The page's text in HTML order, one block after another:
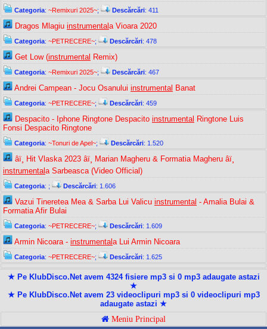
Categoria: ~Remixuri 2025~; Descărcări: 411
Dragos Mlagiu instrumental a Vioara 2020
Categoria: ~PETRECERE~; Descărcări: 478
Get Low (instrumental Remix)
Categoria: ~Remixuri 2025~; Descărcări: 467
Andrei Campean - Jocu Osanului instrumental Banat
Categoria: ~PETRECERE~; Descărcări: 459
Despacito - Iphone Ringtone Despacito instrumental Ringtone Luis
Fonsi Despacito Ringtone
Categoria: ~Tonuri de Apel~; Descărcări: 1.520
â­ï¸ Hit Vlaska 2023 â­ï¸ Marian Magheru & Formatia Magheru â­ï¸
instrumental a Sarbeasca (Video Official)
Categoria: ; Descărcări: 1.606
Vazui Tineretea Mea & Sarba Lui Valicu instrumental - Amalia Bulai &
Formatia Afir Bulai
Categoria: ~PETRECERE~; Descărcări: 1.609
Armin Nicoara - instrumental a Lui Armin Nicoara
Categoria: ~PETRECERE~; Descărcări: 1.625
★ Pe KlubDisco.Net avem 4324 fisiere mp3 si 0 mp3 adaugate astazi
★
★ Pe KlubDisco.Net avem 23 videoclipuri mp3 si 0 videoclipuri mp3
adaugate astazi ★
Meniu Principal